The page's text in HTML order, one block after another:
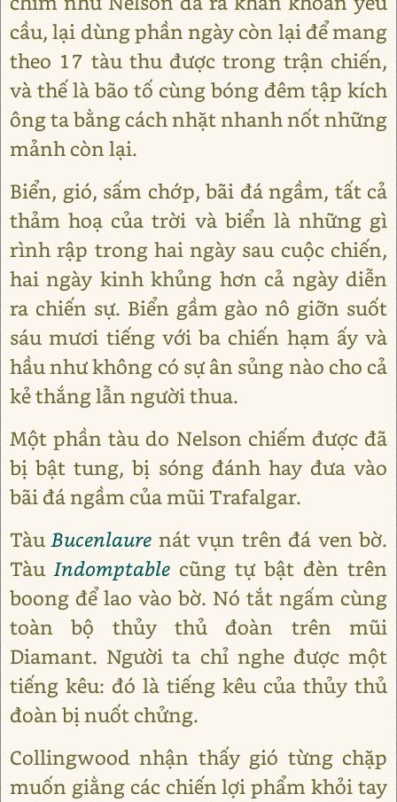
cầu, lại dùng phần ngày còn lại để mang
theo 17 tàu thu được trong trận chiến,
và thế là bão tố cùng bóng đêm tập kích
ông ta bằng cách nhặt nhanh nốt những
mảnh còn lại.
Biển, gió, sấm chớp, bãi đá ngầm, tất cả
thảm hoạ của trời và biển là những gì
rình rập trong hai ngày sau cuộc chiến,
hai ngày kinh khủng hơn cả ngày diễn
ra chiến sự. Biển gầm gào nô giỡn suốt
sáu mươi tiếng với ba chiến hạm ấy và
hầu như không có sự ân sủng nào cho cả
kẻ thắng lẫn người thua.
Một phần tàu do Nelson chiếm được đã
bị bật tung, bị sóng đánh hay đưa vào
bãi đá ngầm của mũi Trafalgar.
TàuBucenlaure nát vụn trên đá ven bờ.
TàuIndomptable cũng tự bật đèn trên
boong để lao vào bờ. Nó tắt ngấm cùng
toàn bộ thủy thủ đoàn trên mũi
Diamant. Người ta chỉ nghe được một
tiếng kêu: đó là tiếng kêu của thủy thủ
đoàn bị nuốt chửng.
Collingwood nhận thấy gió từng chặp
muốn giằng các chiến lợi phẩm khỏi tay